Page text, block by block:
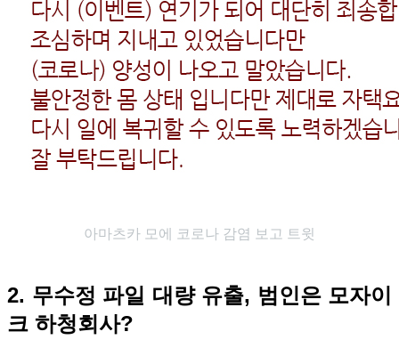
아마츠카 모에 코로나 감염 보고 트윗
2. 무수정 파일 대량 유출, 범인은 모자이
크 하청회사?